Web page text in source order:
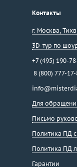
Контакты
г. Москва,
3D-тур по
+7 (495) 190-
8 (800) 777-
Для
Письмо
Политика ПД
Политика ПД
Гарантии